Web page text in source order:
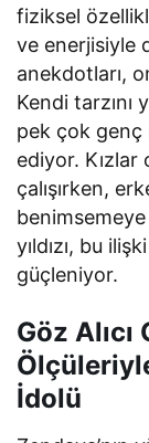
fiziksel
ve enerjisiyle
anekdotları,
Kendi tarzını
pek çok genç
ediyor. Kızlar
çalışırken,
benimsemeye
yıldızı, bu
güçleniyor.
Göz
İdolü